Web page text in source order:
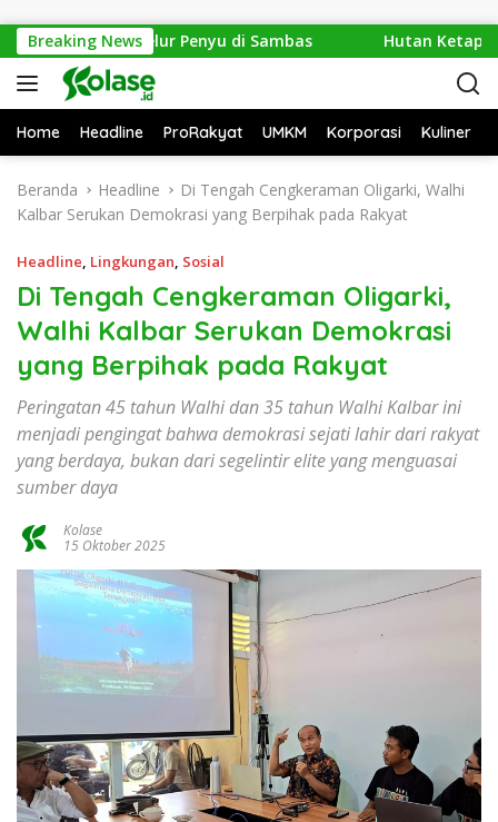
Breaking News
1.286 Telur Penyu di Sambas Hutan Ketapang
Home Headline ProRakyat UMKM Korporasi Kuliner
Beranda Headline
Di Tengah Cengkeraman Oligarki, Walhi
Kalbar Serukan Demokrasi yang Berpihak pada Rakyat
Headline, Lingkungan, Sosial
Di Tengah Cengkeraman Oligarki,
Walhi Kalbar Serukan Demokrasi
yang Berpihak pada Rakyat
Peringatan 45 tahun Walhi dan 35 tahun Walhi Kalbar ini
menjadi pengingat bahwa demokrasi sejati lahir dari rakyat
yang berdaya, bukan dari segelintir elite yang menguasai
sumber daya
Kolase
15 Oktober 2025